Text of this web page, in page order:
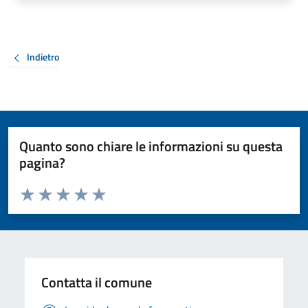
Indietro
Quanto sono chiare le informazioni su questa
pagina?
Valuta da 1 a 5 stelle la pagina
Valuta 5 stelle su 5
Valuta 4 stelle su 5
Valuta 3 stelle su 5
Valuta 2 stelle su 5
Valuta 1 stelle su 5
Contatta il comune